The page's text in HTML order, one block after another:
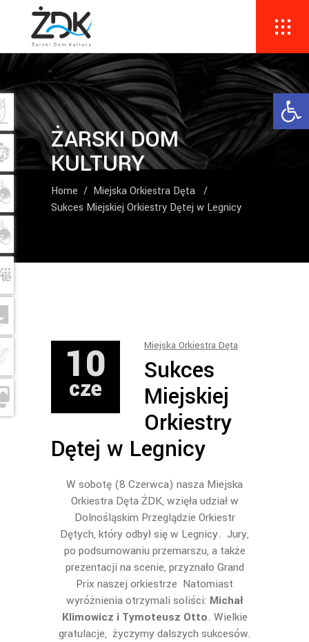
ŻARSKI DOM
KULTURY
Home / Miejska Orkiestra Dęta /
Sukces Miejskiej Orkiestry Dętej w Legnicy
10
cze
Miejska Orkiestra Dęta
Sukces
Miejskiej
Orkiestry
Dętej w Legnicy
W sobotę (8 Czerwca) nasza Miejska
Orkiestra Dęta ŻDK, wzięła udział w
Dolnośląskim Przeglądzie Orkiestr
Dętych, który odbył się w Legnicy. Jury,
po podsumowaniu przemarszu, a także
prezentacji na scenie, przyznało Grand
Prix naszej orkiestrze Natomiast
wyróżnienia otrzymali soliści: Michał
Klimowicz i Tymoteusz Otto. Wielkie
gratulacje, życzymy dalszych sukcesów.